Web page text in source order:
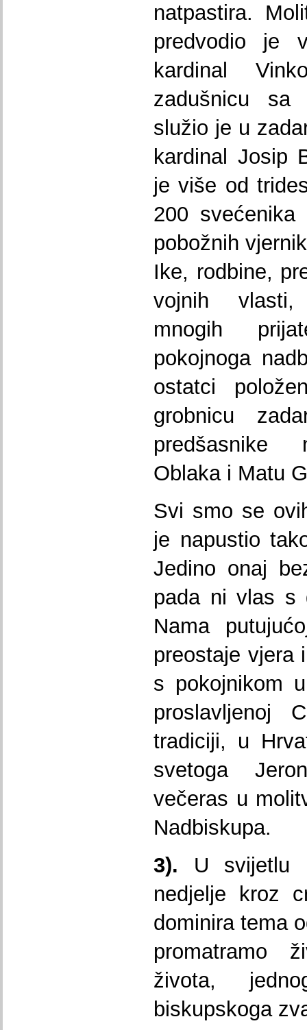
natpastira.
predvodio je
kardinal
zadušnicu sa
služio je u
kardinal Josip
je više od
200 svećenika
pobožnih
Ike, rodbine,
vojnih vlasti,
mnogih
pokojnoga
ostatci
grobnicu
predšasnike
Oblaka i Matu
Svi smo se
je napustio
Jedino onaj
pada ni vlas s
Nama
preostaje vjera
s pokojnikom
proslavljenoj
tradiciji, u
svetoga
večeras u
Nadbiskupa.
3). U svijetlu
nedjelje kroz
dominira tema
promatramo
života,
biskupskoga